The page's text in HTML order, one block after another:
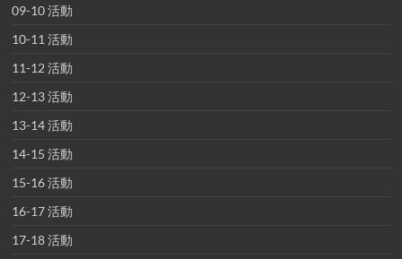
09-10 活動
10-11 活動
11-12 活動
12-13 活動
13-14 活動
14-15 活動
15-16 活動
16-17 活動
17-18 活動